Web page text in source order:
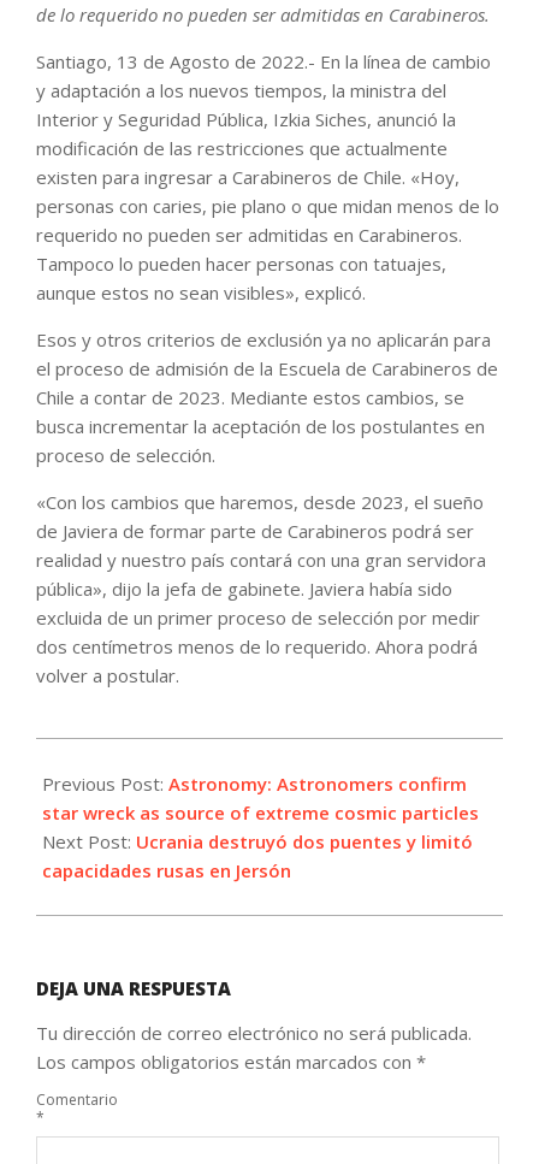
de lo requerido no pueden ser admitidas en Carabineros.
Santiago, 13 de Agosto de 2022.- En la línea de cambio
y adaptación a los nuevos tiempos, la ministra del
Interior y Seguridad Pública, Izkia Siches, anunció la
modificación de las restricciones que actualmente
existen para ingresar a Carabineros de Chile. «Hoy,
personas con caries, pie plano o que midan menos de lo
requerido no pueden ser admitidas en Carabineros.
Tampoco lo pueden hacer personas con tatuajes,
aunque estos no sean visibles», explicó.
Esos y otros criterios de exclusión ya no aplicarán para
el proceso de admisión de la Escuela de Carabineros de
Chile a contar de 2023. Mediante estos cambios, se
busca incrementar la aceptación de los postulantes en
proceso de selección.
«Con los cambios que haremos, desde 2023, el sueño
de Javiera de formar parte de Carabineros podrá ser
realidad y nuestro país contará con una gran servidora
pública», dijo la jefa de gabinete. Javiera había sido
excluida de un primer proceso de selección por medir
dos centímetros menos de lo requerido. Ahora podrá
volver a postular.
08-
13
Previous Post: Astronomy: Astronomers confirm
star wreck as source of extreme cosmic particles
Next Post: Ucrania destruyó dos puentes y limitó
capacidades rusas en Jersón
DEJA UNA RESPUESTA
Tu dirección de correo electrónico no será publicada.
Los campos obligatorios están marcados con *
Comentario
*